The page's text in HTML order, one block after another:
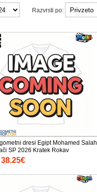
Razvrsti po:
dresi Egipt Mohamed Salah
SP 2026 Kratek Rokav
38.25€